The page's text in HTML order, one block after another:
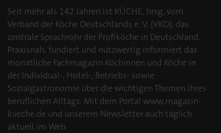
Seit mehr als 142 Jahren ist KÜCHE, hrsg. vom
Verband der Köche Deutschlands e. V. (VKD), das
zentrale Sprachrohr der Profiköche in Deutschland.
Praxisnah, fundiert und nutzwertig informiert das
monatliche Fachmagazin Köchinnen und Köche in
der Individual-, Hotel-, Betriebs- sowie
Sozialgastronomie über die wichtigen Themen ihres
beruflichen Alltags. Mit dem Portal www.magazin-
kueche.de und unserem Newsletter auch täglich
aktuell im Web.